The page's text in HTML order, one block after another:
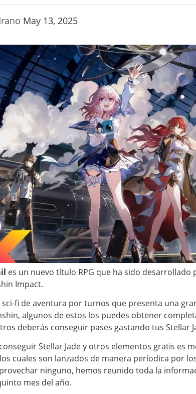
May 13, 2025
es un nuevo título RPG que ha sido desarrollado
Impact.
sci-fi de aventura por turnos que presenta una
algunos de estos los puedes obtener
deberás conseguir pases gastando tus Stellar
Stellar Jade y otros elementos gratis es
cuales son lanzados de manera períodica por
ninguno, hemos reunido toda la
mes del año.